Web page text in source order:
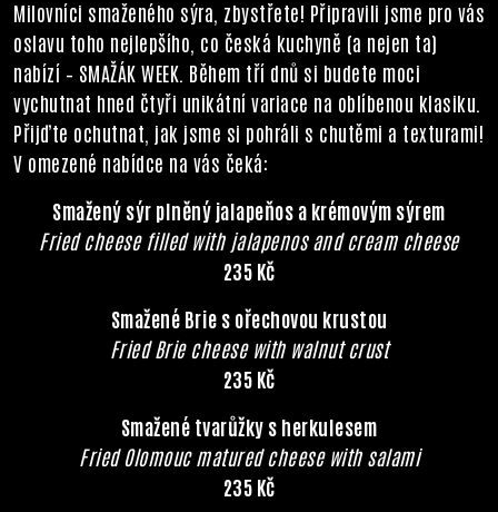
Milovníci smaženého sýra, zbystřete! Připravili jsme pro vás
oslavu toho nejlepšího, co česká kuchyně (a nejen ta)
nabízí – SMAŽÁK WEEK. Během tří dnů si budete moci
vychutnat hned čtyři unikátní variace na oblíbenou klasiku.
Přijďte ochutnat, jak jsme si pohráli s chutěmi a texturami!
V omezené nabídce na vás čeká:
Smažený sýr plněný jalapeňos a krémovým sýrem
Fried cheese filled with jalapenos and cream cheese
235 Kč
Smažené Brie s ořechovou krustou
Fried Brie cheese with walnut crust
235 Kč
Smažené tvarůžky s herkulesem
Fried Olomouc matured cheese with salami
235 Kč